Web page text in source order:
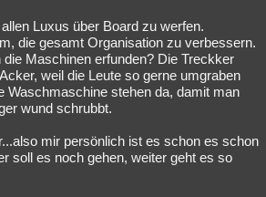
Luxus über Board zu werfen.
die gesamt Organisation zu verbessern.
Maschinen erfunden? Die Treckker
weil die Leute so gerne umgraben
Waschmaschine stehen da, damit man
wund schrubbt.
mir persönlich ist es schon es schon
soll es noch gehen, weiter geht es so